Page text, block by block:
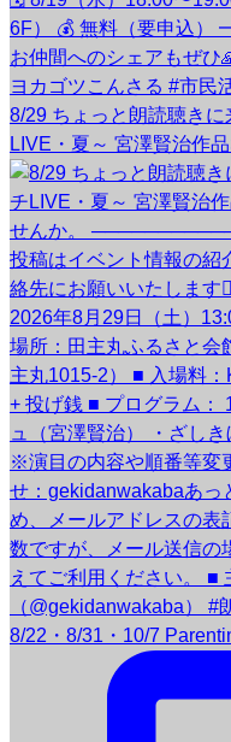
8/29 ちょっと朗読聴き
LIVE・夏～ 宮澤賢治作
8/22・8/31・10/7